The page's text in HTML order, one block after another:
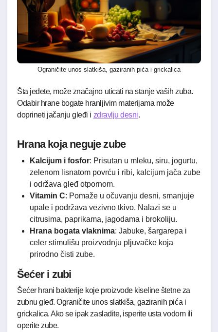
Ograničite unos slatkiša, gaziranih pića i grickalica
Šta jedete, može značajno uticati na stanje vaših zuba.
Odabir hrane bogate hranljivim materijama može
doprineti jačanju gleđi i zdravlju desni.
Hrana koja neguje zube
Kalcijum i fosfor: Prisutan u mleku, siru, jogurtu,
zelenom lisnatom povrću i ribi, kalcijum jača zube
i održava gleđ otpornom.
Vitamin C: Pomaže u očuvanju desni, smanjuje
upale i podržava vezivno tkivo. Nalazi se u
citrusima, paprikama, jagodama i brokoliju.
Hrana bogata vlaknima: Jabuke, šargarepa i
celer stimulišu proizvodnju pljuvačke koja
prirodno čisti zube.
Šećer i zubi
Šećer hrani bakterije koje proizvode kiseline štetne za
zubnu gleđ. Ograničite unos slatkiša, gaziranih pića i
grickalica. Ako se ipak zasladite, isperite usta vodom ili
operite zube.